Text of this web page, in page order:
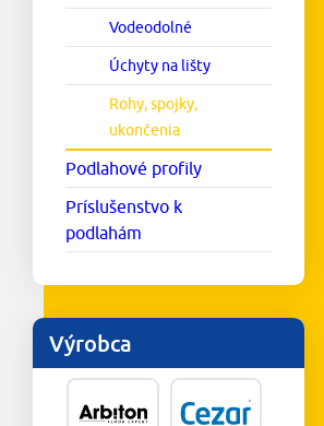
Vodeodolné
Úchyty na lišty
Rohy, spojky,
ukončenia
Podlahové profily
Príslušenstvo k
podlahám
Výrobca